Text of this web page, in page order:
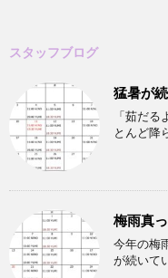
スタッフブログ
猛暑が
「茹だ
とんど降
梅雨真
今年の梅
が続いて